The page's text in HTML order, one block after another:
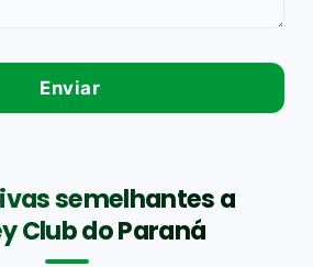
semelhantes a
Club do Paraná